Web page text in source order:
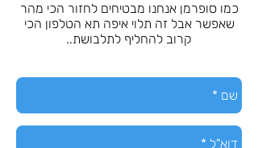
כמו סופרמן אנחנו מבטיחים לחזור הכי מהר
שאפשר אבל זה תלוי איפה תא הטלפון הכי
קרוב להחליף לתלבושת..